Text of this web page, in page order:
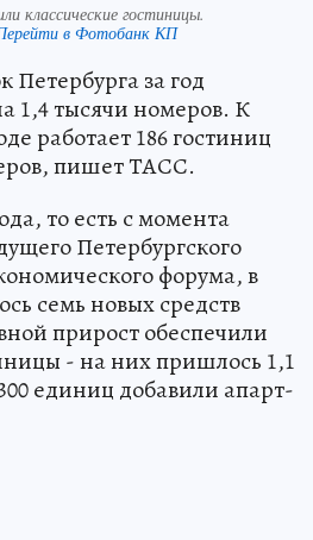
классические гостиницы.
в Фотобанк КП
за год
1,4 тысячи номеров. К
работает 186 гостиниц
пишет ТАСС.
то есть с момента
Петербургского
форума, в
семь новых средств
прирост обеспечили
- на них пришлось 1,1
единиц добавили апарт-